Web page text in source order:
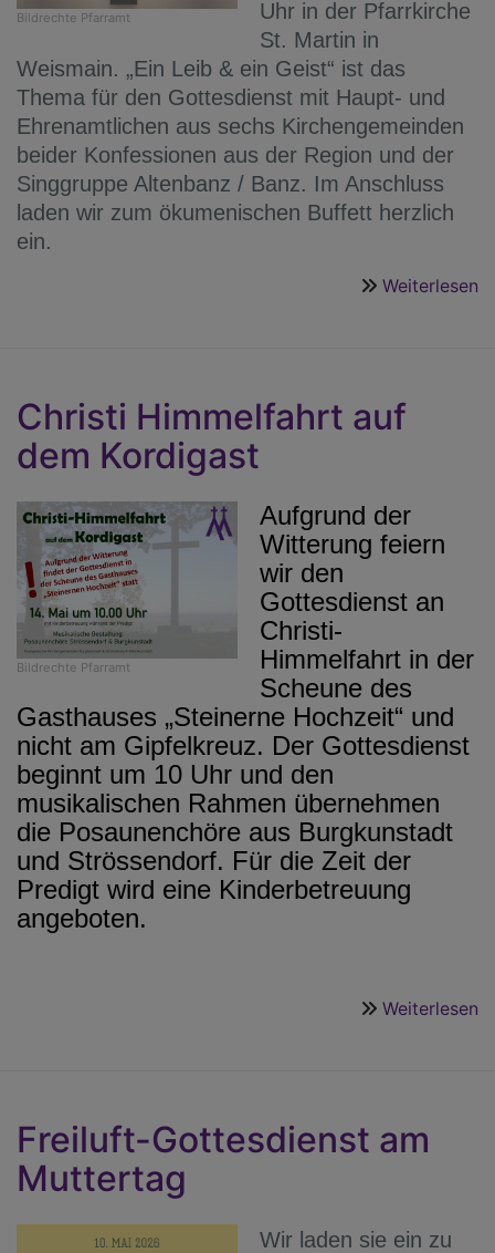
Bildrechte Pfarramt
Uhr in der Pfarrkirche
St. Martin in
Weismain. „Ein Leib & ein Geist“ ist das
Thema für den Gottesdienst mit Haupt- und
Ehrenamtlichen aus sechs Kirchengemeinden
beider Konfessionen aus der Region und der
Singgruppe Altenbanz / Banz. Im Anschluss
laden wir zum ökumenischen Buffett herzlich
ein.
Weiterlesen
Christi Himmelfahrt auf
dem Kordigast
Bildrechte Pfarramt
Aufgrund der
Witterung feiern
wir den
Gottesdienst an
Christi-
Himmelfahrt in der
Scheune des
Gasthauses „Steinerne Hochzeit“ und
nicht am Gipfelkreuz. Der Gottesdienst
beginnt um 10 Uhr und den
musikalischen Rahmen übernehmen
die Posaunenchöre aus Burgkunstadt
und Strössendorf. Für die Zeit der
Predigt wird eine Kinderbetreuung
angeboten.
Weiterlesen
Freiluft-Gottesdienst am
Muttertag
Wir laden sie ein zu